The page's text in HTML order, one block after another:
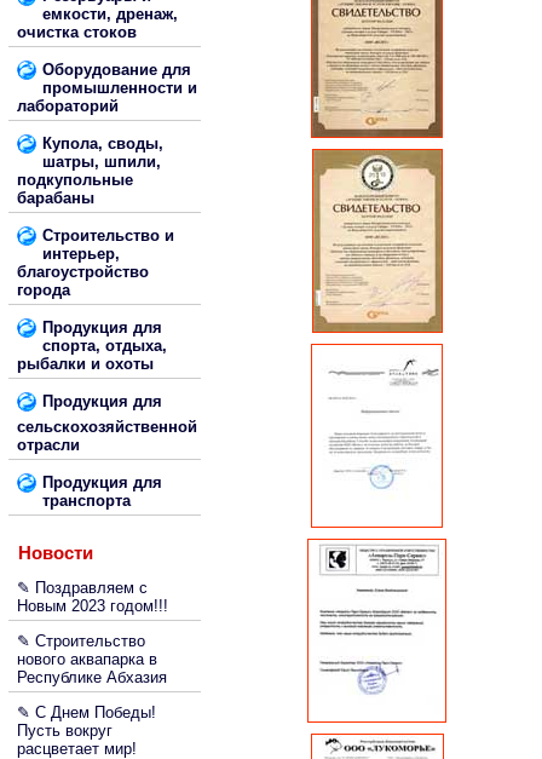
емкости, дренаж,
очистка стоков
Оборудование для
промышленности и
лабораторий
Купола, своды,
шатры, шпили,
подкупольные
барабаны
Строительство и
интерьер,
благоустройство
города
Продукция для
спорта, отдыха,
рыбалки и охоты
Продукция для
сельскохозяйственной
отрасли
Продукция для
транспорта
Новости
✎ Поздравляем с
Новым 2023 годом!!!
✎ Строительство
нового аквапарка в
Республике Абхазия
✎ С Днем Победы!
Пусть вокруг
расцветает мир!